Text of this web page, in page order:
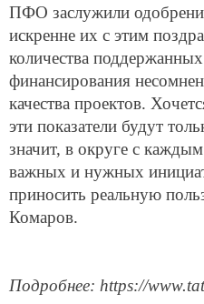
ПФО заслужили
искренне их с этим
количества
финансирования
качества проектов.
эти показатели будут
значит, в округе с
важных и нужных
приносить реальную
Комаров.
Подробнее: https://